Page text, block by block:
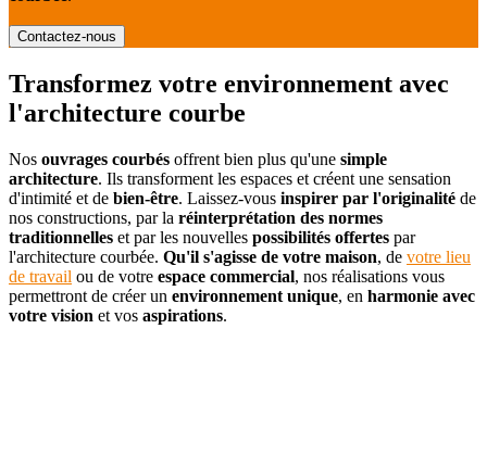
Contactez-nous
Transformez votre environnement avec
l'architecture courbe
Nos ouvrages courbés offrent bien plus qu'une simple
architecture. Ils transforment les espaces et créent une sensation
d'intimité et de bien-être. Laissez-vous inspirer par l'originalité de
nos constructions, par la réinterprétation des normes
traditionnelles et par les nouvelles possibilités offertes par
l'architecture courbée. Qu'il s'agisse de votre maison, de votre lieu
de travail ou de votre espace commercial, nos réalisations vous
permettront de créer un environnement unique, en harmonie avec
votre vision et vos aspirations.